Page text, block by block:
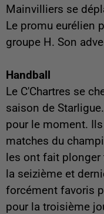
Mainvilliers se
Le promu eurélien
groupe H. Son
Handball
Le C'Chartres se
saison de
pour le moment.
matches du
les ont fait
la seizième et
forcément favoris
pour la troisième